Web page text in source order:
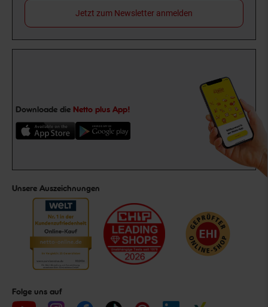
Jetzt zum Newsletter anmelden
Downloade die Netto plus App!
Unsere Auszeichnungen
Folge uns auf